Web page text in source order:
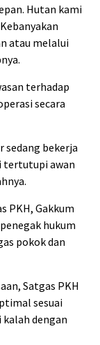
Hutan kami
atau melalui
terhadap
secara
sedang bekerja
tertutupi awan
PKH, Gakkum
hukum
pokok dan
Satgas PKH
sesuai
dengan